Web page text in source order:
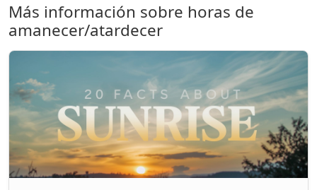
Más información sobre horas de
amanecer/atardecer